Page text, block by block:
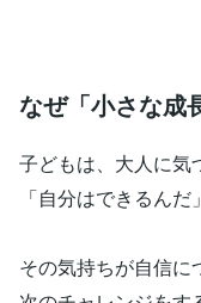
なぜ「小さな成
子どもは、大人に気
「自分はできるんだ
その気持ちが自信に